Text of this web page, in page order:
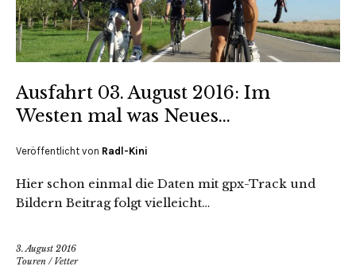
Ausfahrt 03. August 2016: Im
Westen mal was Neues…
Veröffentlicht von Radl-Kini
Hier schon einmal die Daten mit gpx-Track und
Bildern Beitrag folgt vielleicht…
3. August 2016
Touren / Vetter